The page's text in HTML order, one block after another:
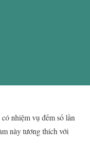
có nhiệm vụ đếm số lần
này tương thích với